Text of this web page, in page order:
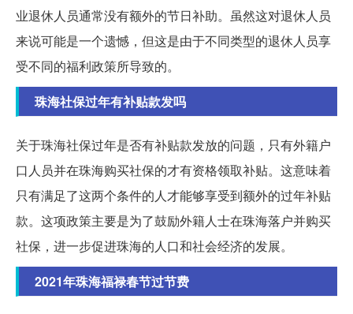
业退休人员通常没有额外的节日补助。虽然这对退休人员
来说可能是一个遗憾，但这是由于不同类型的退休人员享
受不同的福利政策所导致的。
珠海社保过年有补贴款发吗
关于珠海社保过年是否有补贴款发放的问题，只有外籍户
口人员并在珠海购买社保的才有资格领取补贴。这意味着
只有满足了这两个条件的人才能够享受到额外的过年补贴
款。这项政策主要是为了鼓励外籍人士在珠海落户并购买
社保，进一步促进珠海的人口和社会经济的发展。
2021年珠海福禄春节过节费